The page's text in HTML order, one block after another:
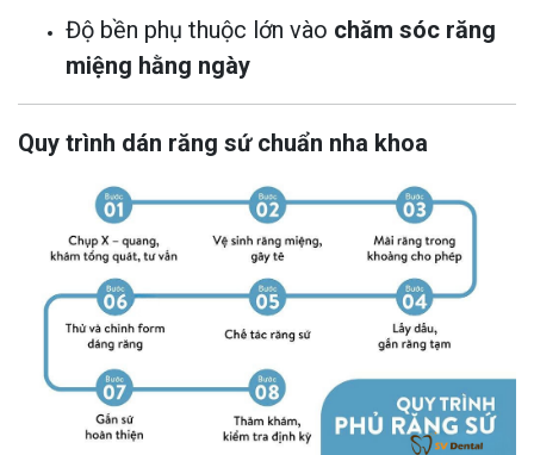
Độ bền phụ thuộc lớn vào chăm sóc răng
miệng hằng ngày
Quy trình dán răng sứ chuẩn nha khoa